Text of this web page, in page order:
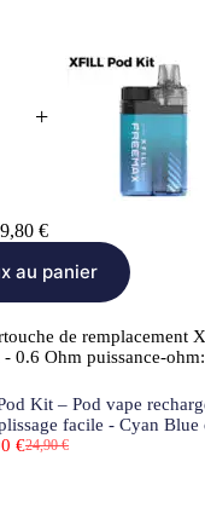
+
€
au panier
de remplacement
0.6 Ohm puissance-
Kit – Pod vape
facile - Cyan Blue
24,90€
€